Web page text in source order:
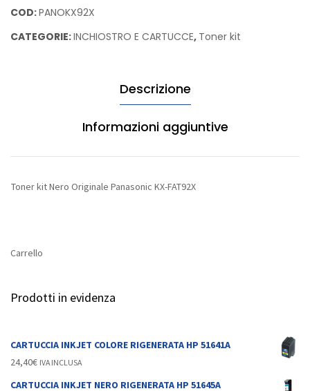
Originale
Panasonic
COD:PANOKX92X
CATEGORIE:INCHIOSTRO E CARTUCCE, Toner kit
Descrizione
Informazioni aggiuntive
Toner kit Nero Originale Panasonic KX-FAT92X
Carrello
Prodotti in evidenza
CARTUCCIA INKJET COLORE RIGENERATA HP 51641A
24,40€ IVA INCLUSA
CARTUCCIA INKJET NERO RIGENERATA HP 51645A